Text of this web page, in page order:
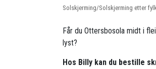
Solskjerming/Solskjerming etter
Får du Ottersbosola midt i
lyst?
Hos Billy kan du bestille